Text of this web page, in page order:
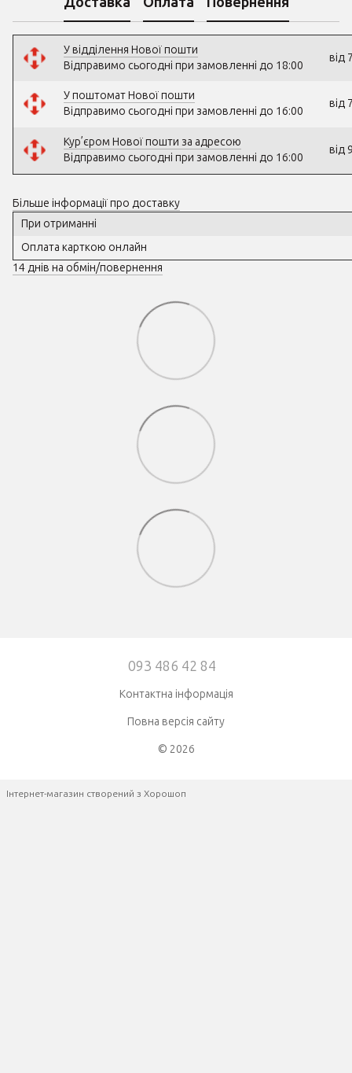
У відділення Нової пошти
Відправимо сьогодні при замовленні до 18:00
від
У поштомат Нової пошти
Відправимо сьогодні при замовленні до 16:00
від
Кур’єром Нової пошти за адресою
Відправимо сьогодні при замовленні до 16:00
від
Більше інформації про доставку
При отриманні
Оплата карткою онлайн
14 днів на обмін/повернення
093 486 42 84
Контактна інформація
Повна версія сайту
© 2026
Інтернет-магазин створений з Хорошоп